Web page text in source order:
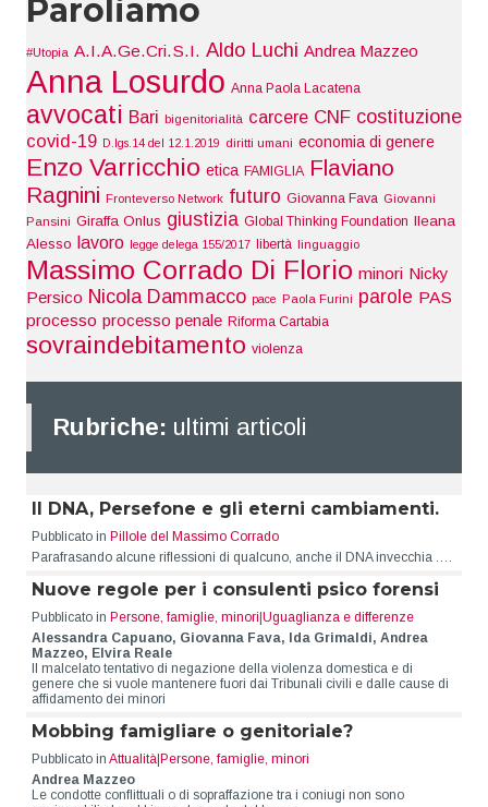
Paroliamo
#Utopia A.I.A.Ge.Cri.S.I. Aldo Luchi Andrea Mazzeo
Anna Losurdo Anna Paola Lacatena
avvocati Bari bigenitorialità carcere CNF costituzione
covid-19 D.lgs.14 del 12.1.2019 diritti umani economia di genere
Enzo Varricchio etica FAMIGLIA Flaviano
Ragnini Fronteverso Network futuro Giovanna Fava Giovanni
Pansini Giraffa Onlus giustizia Global Thinking Foundation Ileana
Alesso lavoro legge delega 155/2017 libertà linguaggio
Massimo Corrado Di Florio minori Nicky
Persico Nicola Dammacco pace Paola Furini parole PAS
processo processo penale Riforma Cartabia
sovraindebitamento violenza
Rubriche: ultimi articoli
Il DNA, Persefone e gli eterni cambiamenti.
Pubblicato in Pillole del Massimo Corrado
Parafrasando alcune riflessioni di qualcuno, anche il DNA invecchia .…
Nuove regole per i consulenti psico forensi
Pubblicato in Persone, famiglie, minori Uguaglianza e differenze
Alessandra Capuano, Giovanna Fava, Ida Grimaldi, Andrea
Mazzeo, Elvira Reale
Il malcelato tentativo di negazione della violenza domestica e di
genere che si vuole mantenere fuori dai Tribunali civili e dalle cause di
affidamento dei minori
Mobbing famigliare o genitoriale?
Pubblicato in Attualità Persone, famiglie, minori
Andrea Mazzeo
Le condotte conflittuali o di sopraffazione tra i coniugi non sono